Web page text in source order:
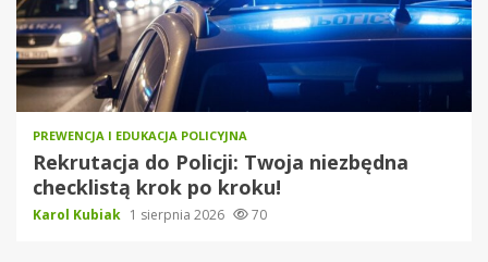
PREWENCJA I EDUKACJA POLICYJNA
Rekrutacja do Policji: Twoja niezbędna
checklistą krok po kroku!
Karol Kubiak 1 sierpnia 2026 70